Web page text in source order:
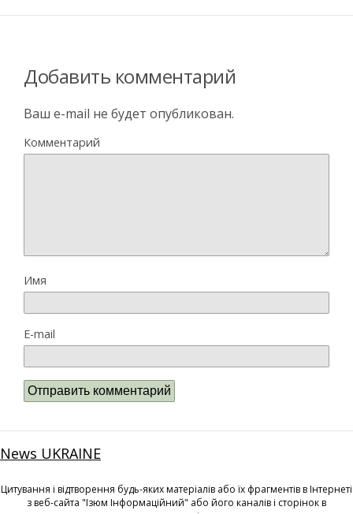
Добавить комментарий
Ваш e-mail не будет опубликован.
Комментарий
Имя
E-mail
News UKRAINE
Цитування і відтворення будь-яких матеріалів або їх фрагментів в Інтернеті
з веб-сайта "Ізюм Інформаційний" або його каналів і сторінок в